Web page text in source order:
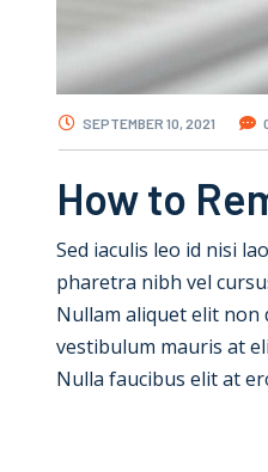
SEPTEMBER 10, 2021
How to
Sed iaculis leo id nisi
pharetra nibh vel
Nullam aliquet elit non
vestibulum mauris at
Nulla faucibus elit at